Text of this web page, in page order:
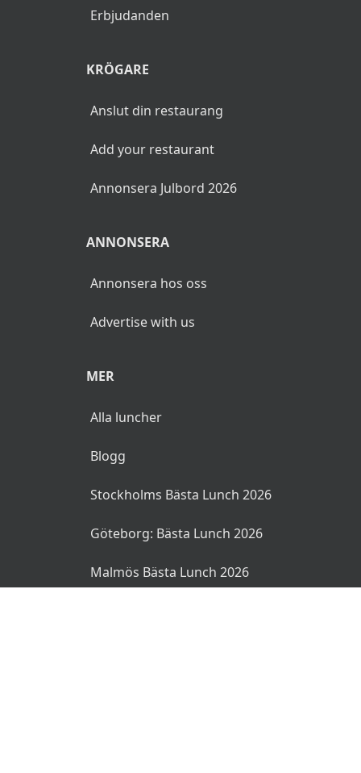
Erbjudanden
KRÖGARE
Anslut din restaurang
Add your restaurant
Annonsera Julbord 2026
ANNONSERA
Annonsera hos oss
Advertise with us
MER
Alla luncher
Blogg
Stockholms Bästa Lunch 2026
Göteborg: Bästa Lunch 2026
Malmös Bästa Lunch 2026